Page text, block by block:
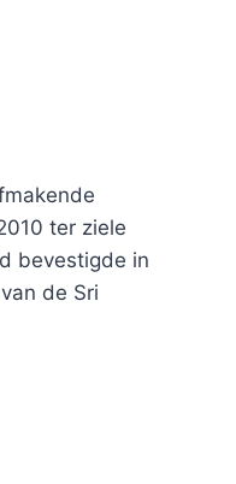
ter ziele
bevestigde in
de Sri